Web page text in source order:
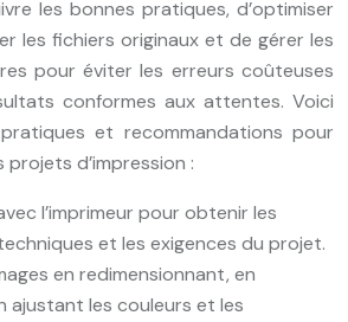
les bonnes pratiques, d’optimiser
les fichiers originaux et de gérer les
pour éviter les erreurs coûteuses
conformes aux attentes. Voici
et recommandations pour
d’impression :
l’imprimeur pour obtenir les
et les exigences du projet.
en redimensionnant, en
ajustant les couleurs et les